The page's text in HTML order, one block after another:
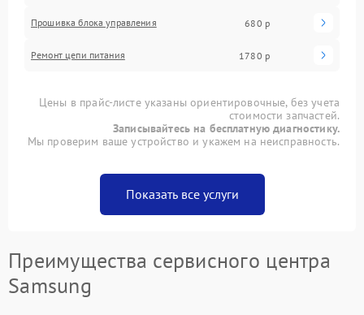
Прошивка блока управления 680 р
Ремонт цепи питания 1780 р
Цены в прайс-листе указаны ориентировочные, без учета
стоимости запчастей.
Записывайтесь на бесплатную диагностику.
Мы проверим ваше устройство и укажем на неисправность.
Показать все услуги
Преимущества сервисного центра
Samsung